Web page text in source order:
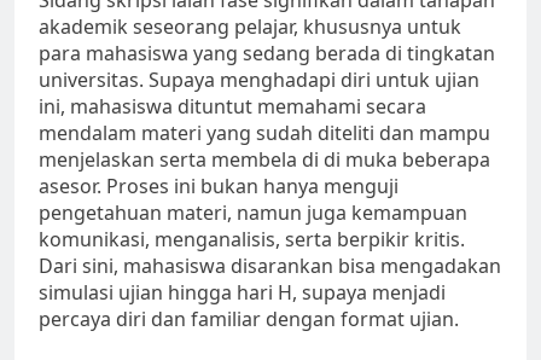
akademik seseorang pelajar, khususnya untuk
para mahasiswa yang sedang berada di tingkatan
universitas. Supaya menghadapi diri untuk ujian
ini, mahasiswa dituntut memahami secara
mendalam materi yang sudah diteliti dan mampu
menjelaskan serta membela di di muka beberapa
asesor. Proses ini bukan hanya menguji
pengetahuan materi, namun juga kemampuan
komunikasi, menganalisis, serta berpikir kritis.
Dari sini, mahasiswa disarankan bisa mengadakan
simulasi ujian hingga hari H, supaya menjadi
percaya diri dan familiar dengan format ujian.